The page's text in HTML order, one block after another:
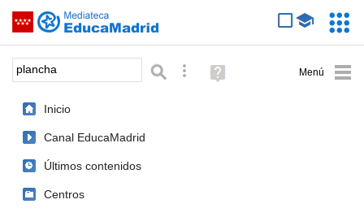
Saltar navegación
Palabra o frase: Búsqueda avanzada
Ayuda
(en
Inicio
Canal EducaMadrid
Últimos contenidos
Centros